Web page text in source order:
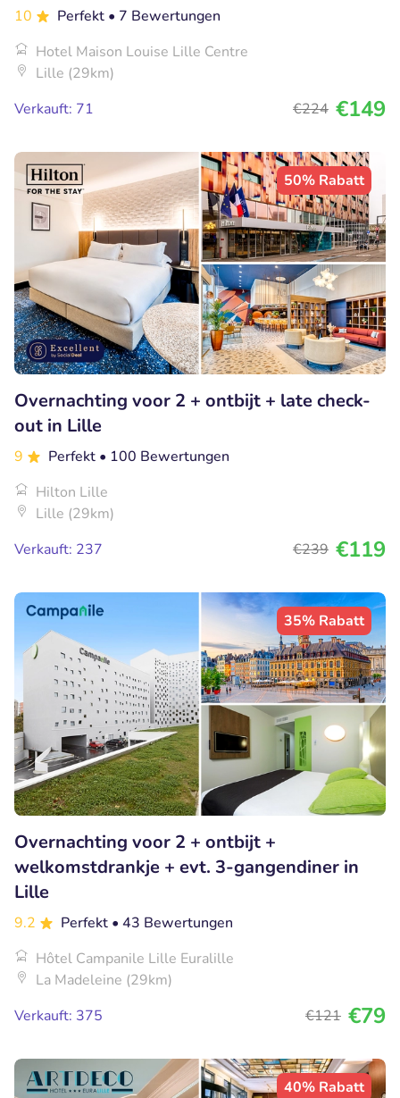
10 Perfekt • 7 Bewertungen
Hotel Maison Louise Lille Centre
Lille (29km)
Verkauft: 71
€224 €149
50% Rabatt
Overnachting voor 2 + ontbijt + late check-
out in Lille
9 Perfekt • 100 Bewertungen
Hilton Lille
Lille (29km)
Verkauft: 237
€239 €119
35% Rabatt
Overnachting voor 2 + ontbijt +
welkomstdrankje + evt. 3-gangendiner in
Lille
9.2 Perfekt • 43 Bewertungen
Hôtel Campanile Lille Euralille
La Madeleine (29km)
Verkauft: 375
€121 €79
40% Rabatt